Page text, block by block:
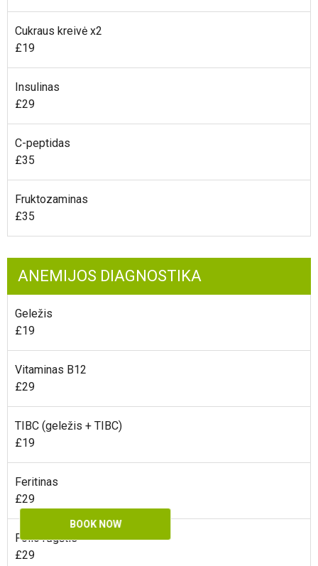
BOOK NOW
Cukraus kreivė x2
£19
Insulinas
£29
C-peptidas
£35
Fruktozaminas
£35
ANEMIJOS DIAGNOSTIKA
Geležis
£19
Vitaminas B12
£29
TIBC (geležis + TIBC)
£19
Feritinas
£29
Folio rūgštis
£29